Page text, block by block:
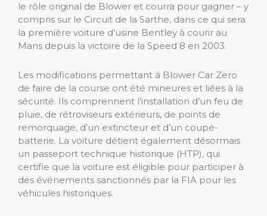
le rôle original de Blower et courra pour gagner – y
compris sur le Circuit de la Sarthe, dans ce qui sera
la première voiture d’usine Bentley à courir au
Mans depuis la victoire de la Speed ​​8 en 2003.
Les modifications permettant à Blower Car Zero
de faire de la course ont été mineures et liées à la
sécurité. Ils comprennent l’installation d’un feu de
pluie, de rétroviseurs extérieurs, de points de
remorquage, d’un extincteur et d’un coupe-
batterie. La voiture détient également désormais
un passeport technique historique (HTP), qui
certifie que la voiture est éligible pour participer à
des événements sanctionnés par la FIA pour les
véhicules historiques.